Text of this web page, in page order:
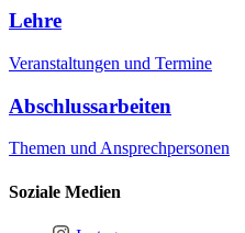
Lehre
Veranstaltungen und Termine
Abschlussarbeiten
Themen und Ansprechpersonen
Soziale Medien